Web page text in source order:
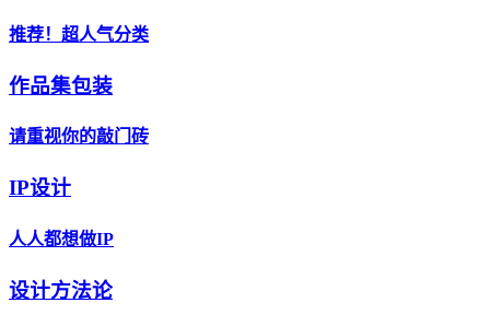
推荐！超人气分类
作品集包装
请重视你的敲门砖
IP设计
人人都想做IP
设计方法论